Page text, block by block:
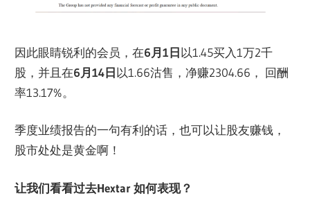
因此眼睛锐利的会员，在6月1日以1.45买入1万2千
股，并且在6月14日以1.66沽售，净赚2304.66， 回酬
率13.17%。
季度业绩报告的一句有利的话，也可以让股友赚钱，
股市处处是黄金啊！
让我们看看过去Hextar 如何表现？